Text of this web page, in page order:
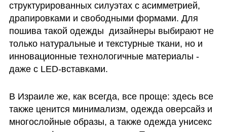
структурированных силуэтах с асимметрией,
драпировками и свободными формами. Для
пошива такой одежды  дизайнеры выбирают не
только натуральные и текстурные ткани, но и
инновационные технологичные материалы -
даже с LED-вставками.
В Израиле же, как всегда, все проще: здесь все
также ценится минимализм, одежда оверсайз и
многослойные образы, а также одежда унисекс